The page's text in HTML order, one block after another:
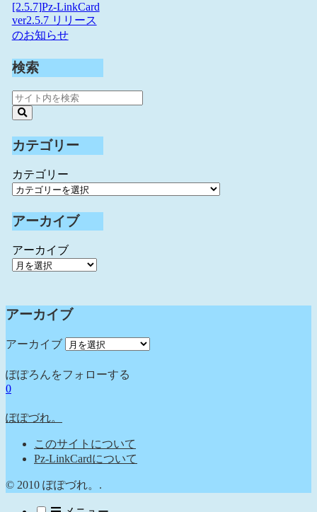
[2.5.7]Pz-LinkCard
ver2.5.7 リリース
のお知らせ
検索
カテゴリー
カテゴリー
アーカイブ
アーカイブ
アーカイブ
アーカイブ
ぽぽろんをフォローする
0
ぽぽづれ。
このサイトについて
Pz-LinkCardについて
© 2010 ぽぽづれ。.